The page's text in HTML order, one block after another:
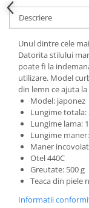
cutite
Corpuri de
Electrocasnice
Incubatoare oua
Mori cereale si
ELECTRONICE
Baterii telefoane
Baterii si
Stative
Cantare
Descriere
Unul dintre cele
Datorita stilului
poate fi la
utilizare. Model
din lemn ce ajuta
Model: japonez
Lungime totala:
Lungime lama:
Lungime
Maner
Otel 440C
Greutate: 500 g
Teaca din piele
Informatii